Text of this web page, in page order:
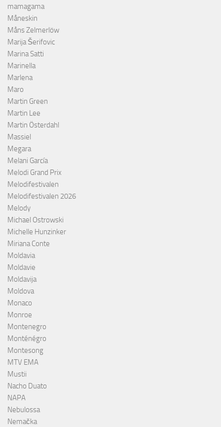
mamagama
Måneskin
Måns Zelmerlöw
Marija Šerifovic
Marina Satti
Marinella
Marlena
Maro
Martin Green
Martin Lee
Martin Österdahl
Massiel
Megara
Melani García
Melodi Grand Prix
Melodifestivalen
Melodifestivalen 2026
Melody
Michael Ostrowski
Michelle Hunzinker
Miriana Conte
Moldavia
Moldavie
Moldavija
Moldova
Monaco
Monroe
Montenegro
Monténégro
Montesong
MTV EMA
Mustii
Nacho Duato
NAPA
Nebulossa
Nemačka